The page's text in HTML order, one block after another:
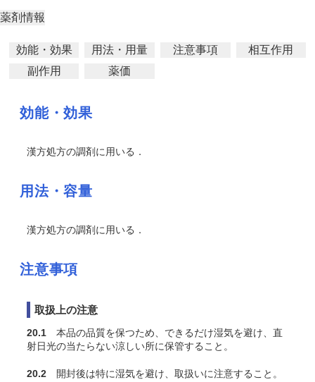
薬剤情報
効能・効果 用法・用量 注意事項
相互作用
副作用
薬価
効能・効果
漢方処方の調剤に用いる．
用法・容量
漢方処方の調剤に用いる．
注意事項
取扱上の注意
20.1 本品の品質を保つため、できるだけ湿気を避け、直
射日光の当たらない涼しい所に保管すること。
20.2 開封後は特に湿気を避け、取扱いに注意すること。